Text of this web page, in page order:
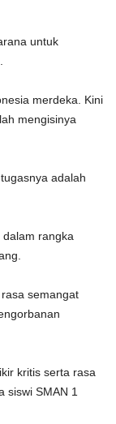
untuk
merdeka. Kini
mengisinya
adalah
dalam rangka
semangat
kritis serta rasa
siswi SMAN 1